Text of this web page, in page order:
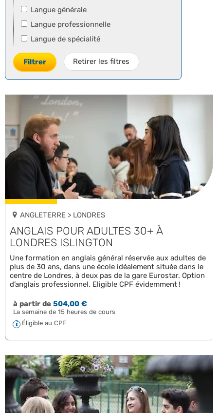
Langue générale
Langue professionnelle
Langue de spécialité
Filtrer Retirer les filtres
ANGLETERRE > LONDRES
ANGLAIS POUR ADULTES 30+ À
LONDRES ISLINGTON
Une formation en anglais général réservée aux adultes de
plus de 30 ans, dans une école idéalement située dans le
centre de Londres, à deux pas de la gare Eurostar. Option
d’anglais professionnel. Eligible CPF évidemment !
à partir de504,00 €
La semaine de 15 heures de cours
Éligible au CPF